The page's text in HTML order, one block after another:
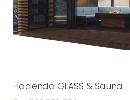
Tilføj Til Kurv
Hacienda GLASS & Sauna